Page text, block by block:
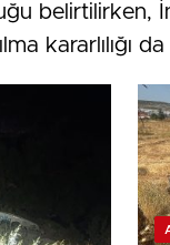
belirtilirken,
kararlılığı